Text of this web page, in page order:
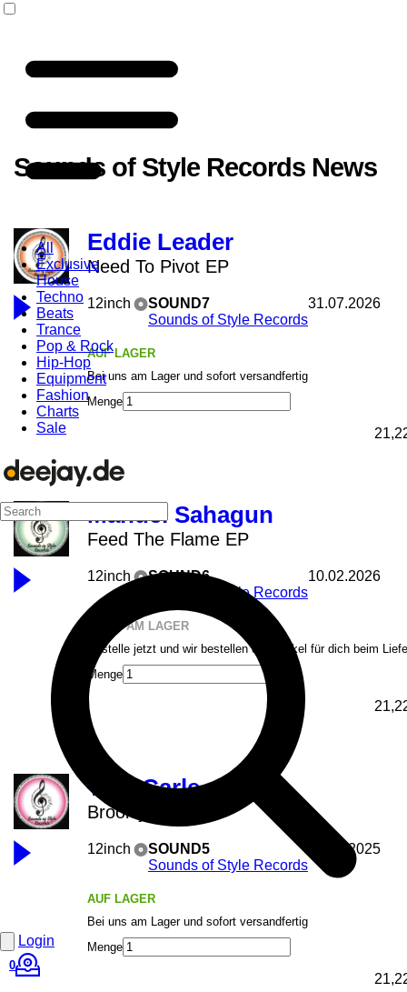
All
Exclusive
House
Techno
Beats
Trance
Pop & Rock
Hip-Hop
Equipment
Fashion
Charts
Sale
Login
0
Sounds of Style Records News
Eddie Leader
Need To Pivot EP
12inch
SOUND7
Sounds of Style Records
31.07.2026
AUF LAGER
Bei uns am Lager und sofort versandfertig
Menge
Manuel Sahagun
Feed The Flame EP
12inch
SOUND6
Sounds of Style Records
10.02.2026
NICHT AM LAGER
Bestelle jetzt und wir bestellen den Artikel für dich beim
Menge
Tom Carle
Brooklyn Side EP
12inch
SOUND5
Sounds of Style Records
01.08.2025
AUF LAGER
Bei uns am Lager und sofort versandfertig
Menge